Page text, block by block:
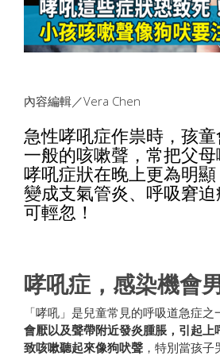
內容編輯／Vera Chen
急性哮吼症作祟時，孩
一般的咳嗽聲，常把父
哮吼症狀在晚上更為明
變成支氣管炎、呼吸窘
可輕忽！
哮吼症，感染機會
「哮吼」是兒童常見的呼吸道急症
會厭以及聲帶附近發炎腫脹，引起上
致咳嗽聽起來像狗吠聲 ，特別當孩子